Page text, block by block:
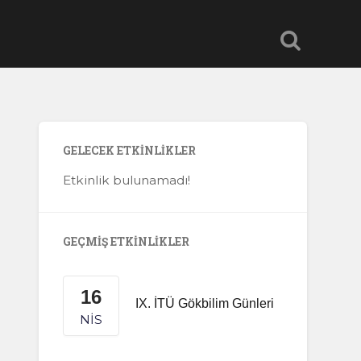
GELECEK ETKINLIKLER
Etkinlik bulunamadı!
GEÇMIŞ ETKINLIKLER
16
NIS
IX. İTÜ Gökbilim Günleri